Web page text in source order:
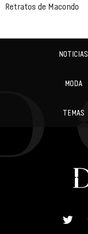
Retratos de Macondo
NOTICIAS
MODA
TEMAS